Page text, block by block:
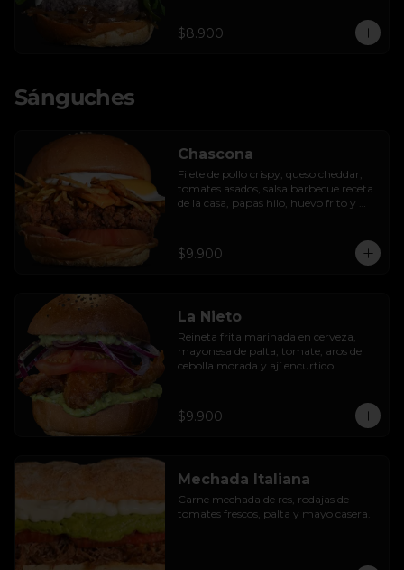
$8.900
Sánguches
Chascona
Filete de pollo crispy, queso cheddar,
tomates asados, salsa barbecue receta
de la casa, papas hilo, huevo frito y
$9.900
La Nieto
Reineta frita marinada en cerveza,
mayonesa de palta, tomate, aros de
cebolla morada y ají encurtido.
$9.900
Mechada Italiana
Carne mechada de res, rodajas de
tomates frescos, palta y mayo casera.